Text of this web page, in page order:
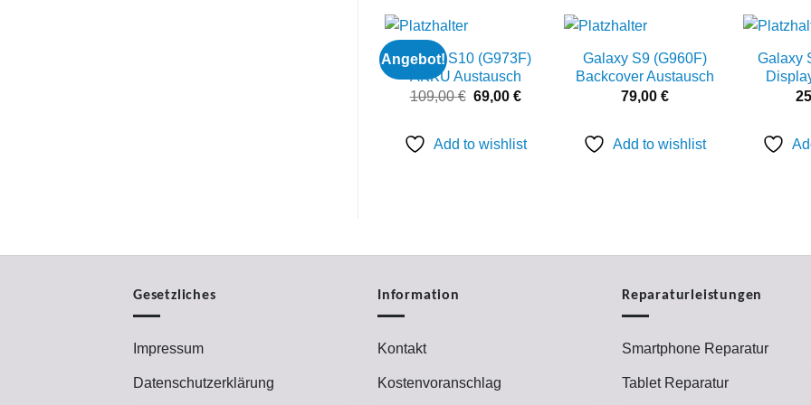
Angebot!
Add to
wishlist
Galaxy S10 (G973F)
AKKU Austausch
109,00€ Ursprünglicher
109,00 €
69,00€Aktueller
69,00 €.
Add to wishlist
Add to
wishlist
Galaxy S9 (G960F)
Backcover Austausch
79,00 €
Add to wishlist
Galaxy
Gesetzliches
Impressum
Datenschutzerklärung
Information
Kontakt
Kostenvoranschlag
Reparaturleistungen
Smartphone Reparatur
Tablet Reparatur